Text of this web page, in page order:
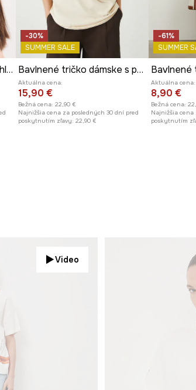
Tričko dámske s modalom hladké
-30%
SUMMER SALE
Bavlnené tričko dámske s praným efektom béžová farba
Aktuálna cena:
15,90 €
Bežná cena: 22,90 €
Najnižšia cena za posledných 30 dní pred
poskytnutím zľavy: 22,90 €
-61%
SUMMER
Aktuálna cena:
8,90 €
Bežná cena:
Najnižšia cena
poskytnutím
Video